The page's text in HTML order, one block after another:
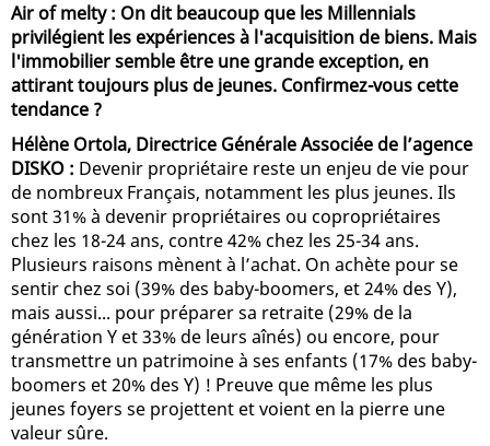
Air of melty : On dit beaucoup que les Millennials
privilégient les expériences à l'acquisition de biens. Mais
l'immobilier semble être une grande exception, en
attirant toujours plus de jeunes. Confirmez-vous cette
tendance ?
Hélène Ortola, Directrice Générale Associée de l’agence
DISKO : Devenir propriétaire reste un enjeu de vie pour
de nombreux Français, notamment les plus jeunes. Ils
sont 31% à devenir propriétaires ou copropriétaires
chez les 18-24 ans, contre 42% chez les 25-34 ans.
Plusieurs raisons mènent à l’achat. On achète pour se
sentir chez soi (39% des baby-boomers, et 24% des Y),
mais aussi... pour préparer sa retraite (29% de la
génération Y et 33% de leurs aînés) ou encore, pour
transmettre un patrimoine à ses enfants (17% des baby-
boomers et 20% des Y) ! Preuve que même les plus
jeunes foyers se projettent et voient en la pierre une
valeur sûre.